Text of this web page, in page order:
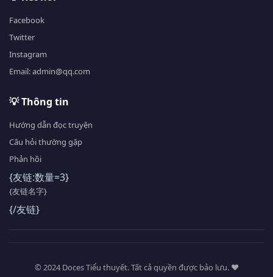
Facebook
Twitter
Instagram
Email: admin@qq.com
💡 Thông tin
Hướng dẫn đọc truyện
Câu hỏi thường gặp
Phản hồi
{友链:数量=3}
{友链名字}
{/友链}
© 2024 Doces Tiểu thuyết. Tất cả quyền được bảo lưu. ❤️